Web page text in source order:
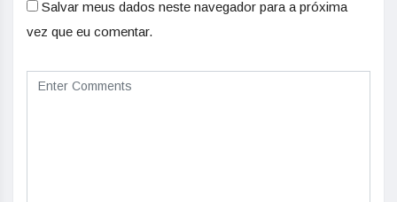
Salvar meus dados neste navegador para a próxima
vez que eu comentar.